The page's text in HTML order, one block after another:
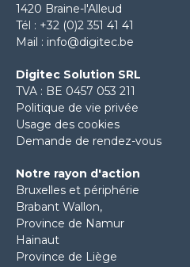
1420 Braine-l'Alleud
Tél : +32 (0)2 351 41 41
Mail : info@digitec.be
Digitec Solution SRL
TVA : BE 0457 053 211
Politique de vie privée
Usage des cookies
Demande de rendez-vous
Notre rayon d'action
Bruxelles et périphérie
Brabant Wallon,
Province de Namur
Hainaut
Province de Liège